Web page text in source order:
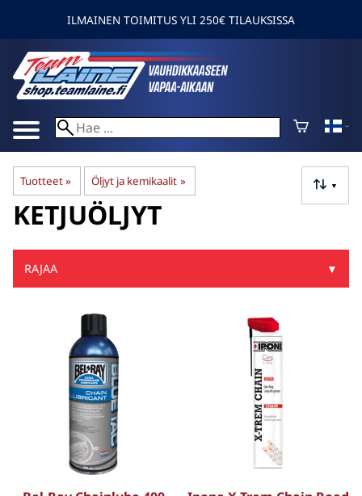
ILMAINEN TOIMITUS YLI 250€ TILAUKSISSA
Tuotteet‪» Öljyt ja kemikaalit ‪» ▼
KETJUÖLJYT
RAJAA ▼